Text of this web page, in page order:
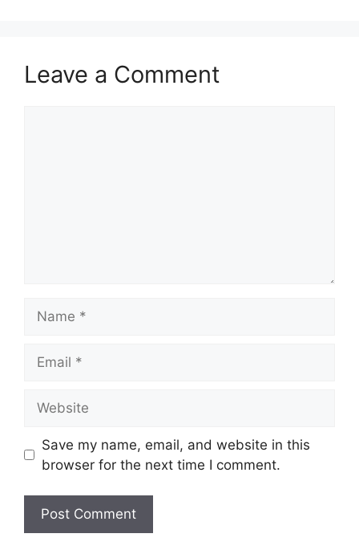
Leave a Comment
Save my name, email, and website in this
browser for the next time I comment.